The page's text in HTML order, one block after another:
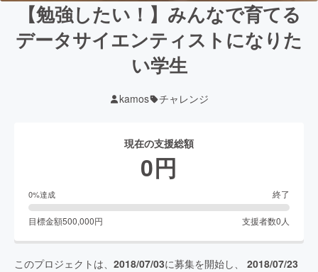
【勉強したい！】みんなで育てる
データサイエンティストになりた
い学生
kamos チャレンジ
現在の支援総額
0円
0%達成 終了
目標金額500,000円 支援者数0 人
このプロジェクトは、 2018/07/03に募集を開始し、 2018/07/23